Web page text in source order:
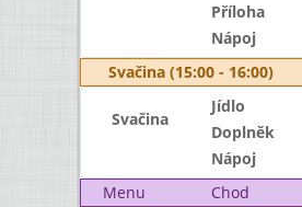
Příloha
Nápoj
Svačina (15:00 - 16:00)
Svačina
Jídlo
Doplněk
Nápoj
Menu
Chod